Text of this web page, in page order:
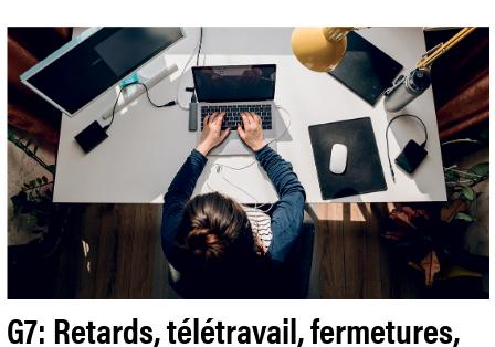
G7: Retards, télétravail, fermetures,